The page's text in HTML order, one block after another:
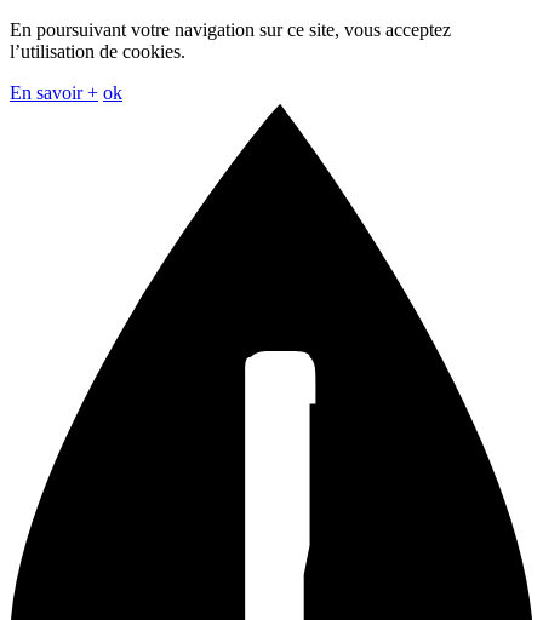
En poursuivant votre navigation sur ce site, vous acceptez
l’utilisation de cookies.
En savoir + ok